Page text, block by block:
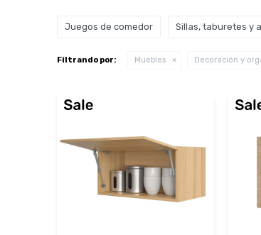
Juegos de comedor Sillas, taburetes y
Filtrando por: Muebles Decoración y